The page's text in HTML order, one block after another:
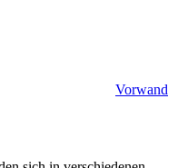
Vorwand